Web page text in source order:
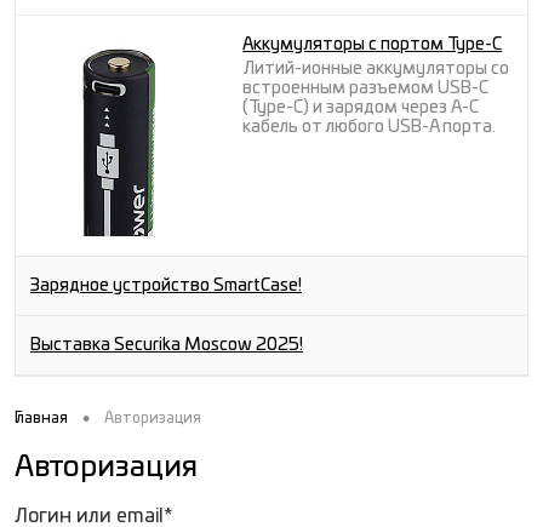
Аккумуляторы с портом Type-C
Литий-ионные аккумуляторы со
встроенным разъемом USB-C
(Type-C) и зарядом через A-C
кабель от любого USB-A порта.
Зарядное устройство SmartCase!
Выставка Securika Moscow 2025!
Главная • Авторизация
Авторизация
Логин или email*